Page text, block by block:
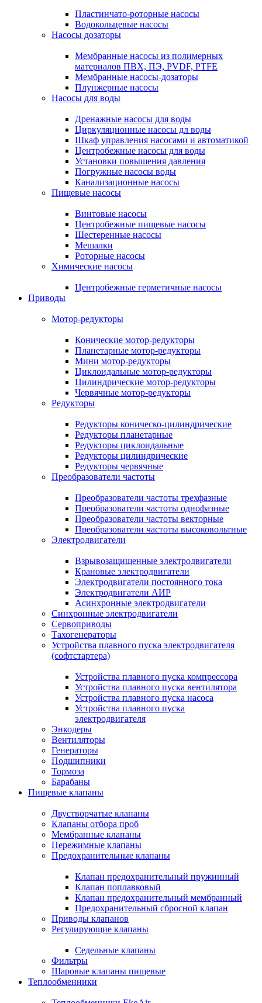
Пластинчато-роторные насосы
Водокольцевые насосы
Насосы дозаторы
Мембранные насосы из полимерных
материалов ПВХ, ПЭ, PVDF, PTFE
Мембранные насосы-дозаторы
Плунжерные насосы
Насосы для воды
Дренажные насосы для воды
Циркуляционные насосы дл воды
Шкаф управления насосами и автоматикой
Центробежные насосы для воды
Установки повышения давления
Погружные насосы воды
Канализационные насосы
Пищевые насосы
Винтовые насосы
Центробежные пищевые насосы
Шестеренные насосы
Мешалки
Роторные насосы
Химические насосы
Центробежные герметичные насосы
Приводы
Мотор-редукторы
Конические мотор-редукторы
Планетарные мотор-редукторы
Мини мотор-редукторы
Циклоидальные мотор-редукторы
Цилиндрические мотор-редукторы
Червячные мотор-редукторы
Редукторы
Редукторы коническо-цилиндрические
Редукторы планетарные
Редукторы циклоидальные
Редукторы цилиндрические
Редукторы червячные
Преобразователи частоты
Преобразователи частоты трехфазные
Преобразователи частоты однофазные
Преобразователи частоты векторные
Преобразователи частоты высоковольтные
Электродвигатели
Взрывозащищенные электродвигатели
Крановые электродвигатели
Электродвигатели постоянного тока
Электродвигатели АИР
Асинхронные электродвигатели
Синхронные электродвигатели
Сервоприводы
Тахогенераторы
Устройства плавного пуска электродвигателя
(софтстартера)
Устройства плавного пуска компрессора
Устройства плавного пуска вентилятора
Устройства плавного пуска насоса
Устройства плавного пуска
электродвигателя
Энкодеры
Вентиляторы
Генераторы
Подшипники
Тормоза
Барабаны
Пищевые клапаны
Двустворчатые клапаны
Клапаны отбора проб
Мембранные клапаны
Пережимные клапаны
Предохранительные клапаны
Клапан предохранительный пружинный
Клапан поплавковый
Клапан предохранительный мембранный
Предохранительный сбросной клапан
Приводы клапанов
Регулирующие клапаны
Седельные клапаны
Фильтры
Шаровые клапаны пищевые
Теплообменники